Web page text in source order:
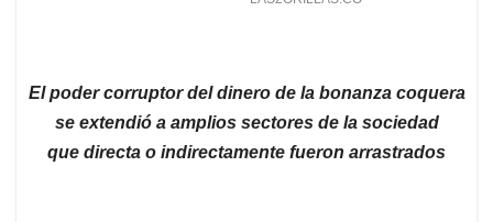
El poder corruptor del dinero de la bonanza coquera
se extendió a amplios sectores de la sociedad
que directa o indirectamente fueron arrastrados